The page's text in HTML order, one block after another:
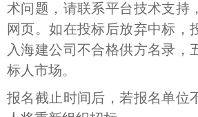
术问题，请联系平台技术支持
网页。如在投标后放弃中标，
入海建公司不合格供方名录，
标人市场。
报名截止时间后，若报名单位